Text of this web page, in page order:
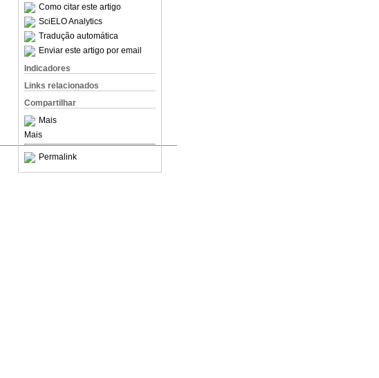
Como citar este artigo
SciELO Analytics
Tradução automática
Enviar este artigo por email
Indicadores
Links relacionados
Compartilhar
Mais
Mais
Permalink